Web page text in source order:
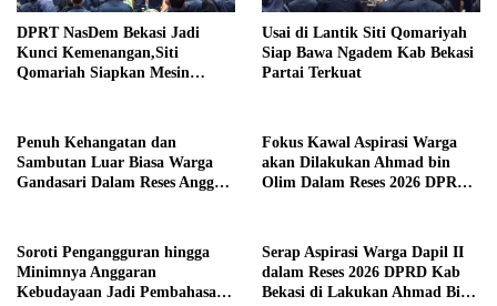
DPRT NasDem Bekasi Jadi
Kunci Kemenangan,Siti
Qomariah Siapkan Mesin
Usai di Lantik Siti Qomariyah
Siap Bawa Ngadem Kab Bekasi
Partai Terkuat
Penuh Kehangatan dan
Sambutan Luar Biasa Warga
Gandasari Dalam Reses Anggota
Fokus Kawal Aspirasi Warga
akan Dilakukan Ahmad bin
Olim Dalam Reses 2026 DPRD
Soroti Pengangguran hingga
Minimnya Anggaran
Kebudayaan Jadi Pembahasan
Serap Aspirasi Warga Dapil II
dalam Reses 2026 DPRD Kab
Bekasi di Lakukan Ahmad Bin